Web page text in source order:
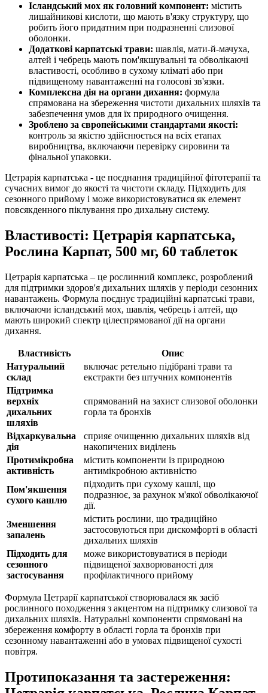
Ісландський мох як головний компонент: містить
лишайникові кислоти, що мають в'язку структуру, що
робить його придатним при подразненні слизової
оболонки.
Додаткові карпатські трави: шавлія, мати-й-мачуха,
алтей і чебрець мають пом'якшувальні та обволікаючі
властивості, особливо в сухому кліматі або при
підвищеному навантаженні на голосові зв'язки.
Комплексна дія на органи дихання: формула
спрямована на збереження чистоти дихальних шляхів та
забезпечення умов для їх природного очищення.
Зроблено за європейськими стандартами якості:
контроль за якістю здійснюється на всіх етапах
виробництва, включаючи перевірку сировини та
фінальної упаковки.
Цетрарія карпатська - це поєднання традиційної фітотерапії та
сучасних вимог до якості та чистоти складу. Підходить для
сезонного прийому і може використовуватися як елемент
повсякденного піклування про дихальну систему.
Властивості: Цетрарія карпатська,
Рослина Карпат, 500 мг, 60 таблеток
Цетрарія карпатська – це рослинний комплекс, розроблений
для підтримки здоров'я дихальних шляхів у періоди сезонних
навантажень. Формула поєднує традиційні карпатські трави,
включаючи ісландський мох, шавлія, чебрець і алтей, що
мають широкий спектр цілеспрямованої дії на органи
дихання.
Властивість
Опис
Натуральний
склад
включає ретельно підібрані трави та
екстракти без штучних компонентів
Підтримка
верхніх
дихальних
шляхів
спрямований на захист слизової оболонки
горла та бронхів
Відхаркувальна
дія
сприяє очищенню дихальних шляхів від
накопичених виділень
Протимікробна
активність
містить компоненти із природною
антимікробною активністю
Пом'якшення
сухого кашлю
підходить при сухому кашлі, що
подразнює, за рахунок м'якої обволікаючої
дії.
Зменшення
запалень
містить рослини, що традиційно
застосовуються при дискомфорті в області
дихальних шляхів
Підходить для
сезонного
застосування
може використовуватися в періоди
підвищеної захворюваності для
профілактичного прийому
Формула Цетрарії карпатської створювалася як засіб
рослинного походження з акцентом на підтримку слизової та
дихальних шляхів. Натуральні компоненти спрямовані на
збереження комфорту в області горла та бронхів при
сезонному навантаженні або в умовах підвищеної сухості
повітря.
Протипоказання та застереження: